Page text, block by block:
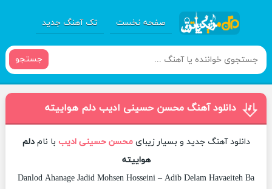
صفحه نخست تک آهنگ جدید
جستجو
دانلود آهنگ محسن حسینی ادیب دلم هواییته
دانلود آهنگ جدید و بسیار زیبایمحسن حسینی ادیب با نامدلم
هواییته
Danlod Ahanage Jadid Mohsen Hosseini – Adib Delam Havaeiteh Ba